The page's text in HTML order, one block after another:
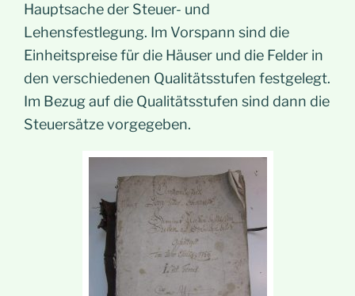
Hauptsache der Steuer- und
Lehensfestlegung. Im Vorspann sind die
Einheitspreise für die Häuser und die Felder in
den verschiedenen Qualitätsstufen festgelegt.
Im Bezug auf die Qualitätsstufen sind dann die
Steuersätze vorgegeben.